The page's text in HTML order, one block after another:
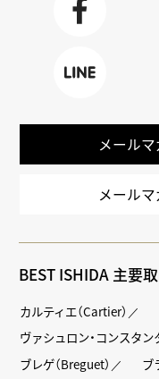
メール
メール
BEST ISHIDA 主要
カルティエ（Cartier）
ヴァシュロン・コンスタン
ブレゲ（Breguet）
ブ